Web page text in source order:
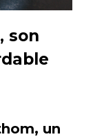
son
un